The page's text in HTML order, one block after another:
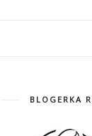
BLOGERKA